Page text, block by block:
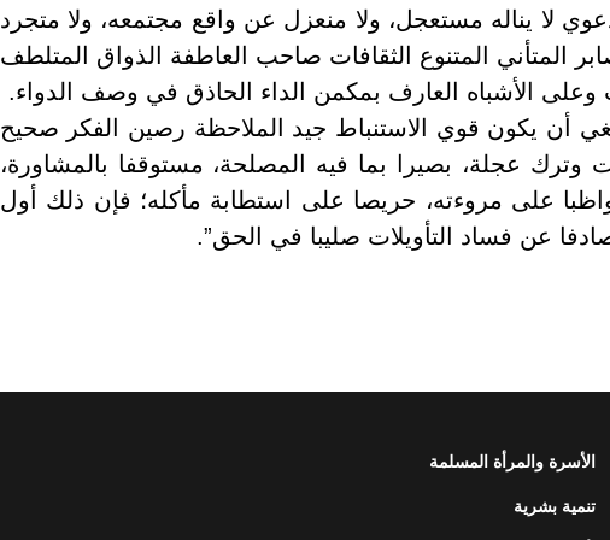
لا يناله مستعجل، ولا منعزل عن واقع مجتمعه، ولا متجرد
المتأني المتنوع الثقافات صاحب العاطفة الذواق المتلطف
الأشباه العارف بمكمن الداء الحاذق في وصف الدواء.
أن يكون قوي الاستنباط جيد الملاحظة رصين الفكر صحيح
وترك عجلة، بصيرا بما فيه المصلحة، مستوقفا بالمشاورة،
على مروءته، حريصا على استطابة مأكله؛ فإن ذلك أول
عن فساد التأويلات صليبا في الحق”.
الأسرة والمرأة المسلمة
تنمية بشرية